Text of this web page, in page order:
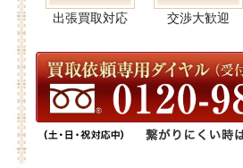
出張買取対応 交渉大歓迎